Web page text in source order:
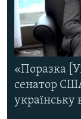
«Поразка
сенатор
українську